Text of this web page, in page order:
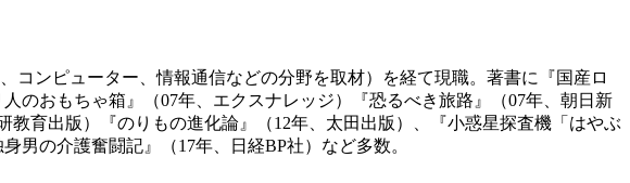
コンピューター、情報通信などの分野を取材）を経て現職。著書に『国産ロ
のおもちゃ箱』（07年、エクスナレッジ）『恐るべき旅路』（07年、朝日新
育出版）『のりもの進化論』（12年、太田出版）、『小惑星探査機「はやぶ
男の介護奮闘記』（17年、日経BP社）など多数。